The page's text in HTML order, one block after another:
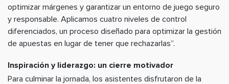
optimizar márgenes y garantizar un entorno de juego seguro
y responsable. Aplicamos cuatro niveles de control
diferenciados, un proceso diseñado para optimizar la gestión
de apuestas en lugar de tener que rechazarlas”.
Inspiración y liderazgo: un cierre motivador
Para culminar la jornada, los asistentes disfrutaron de la